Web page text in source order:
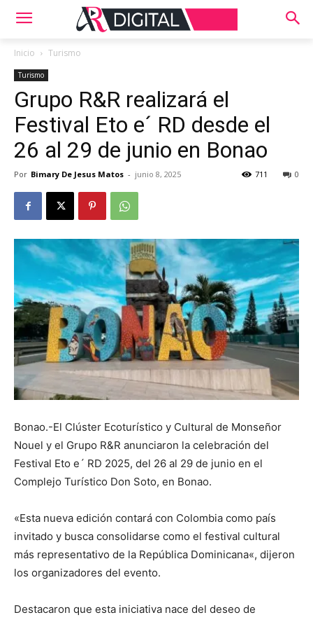
Inicio Turismo
Turismo
Grupo R&R realizará el
Festival Eto e´ RD desde el
26 al 29 de junio en Bonao
Por Bimary De Jesus Matos - junio 8, 2025 0
711
Bonao.-El Clúster Ecoturístico y Cultural de Monseñor
Nouel y el Grupo R&R anunciaron la celebración del
Festival Eto e´ RD 2025, del 26 al 29 de junio en el
Complejo Turístico Don Soto, en Bonao.
«Esta nueva edición contará con Colombia como país
invitado y busca consolidarse como el festival cultural
más representativo de la República Dominicana«, dijeron
los organizadores del evento.
Destacaron que esta iniciativa nace del deseo de